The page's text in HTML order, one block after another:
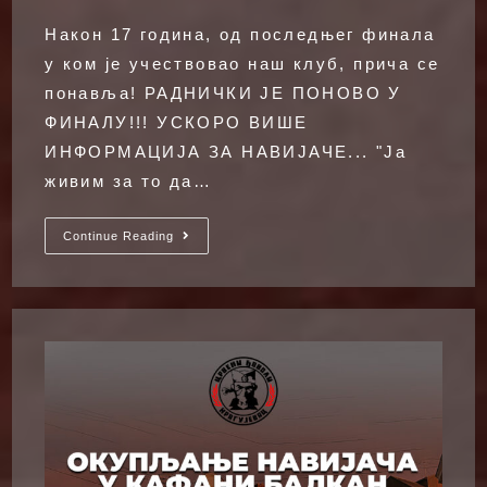
Након 17 година, од последњег финала
у ком је учествовао наш клуб, прича се
понавља! РАДНИЧКИ ЈЕ ПОНОВО У
ФИНАЛУ!!! УСКОРО ВИШЕ
ИНФОРМАЦИЈА ЗА НАВИЈАЧЕ... "Ја
живим за то да…
Continue Reading
ФИНАЛЕ
КУПА